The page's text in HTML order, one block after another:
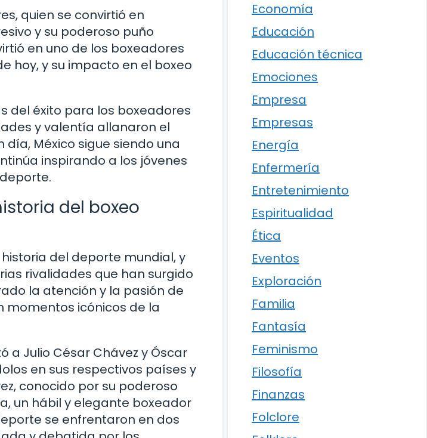
quien se convirtió en
y su poderoso puño
en uno de los boxeadores
hoy, y su impacto en el boxeo
del éxito para los boxeadores
y valentía allanaron el
México sigue siendo una
inspirando a los jóvenes
del boxeo
del deporte mundial, y
rivalidades que han surgido
la atención y la pasión de
momentos icónicos de la
a Julio César Chávez y Óscar
en sus respectivos países y
conocido por su poderoso
un hábil y elegante boxeador
se enfrentaron en dos
Economía
Educación
Educación técnica
Emociones
Empresa
Empresas
Energía
Enfermería
Entretenimiento
Espiritualidad
Ética
Eventos
Exploración
Familia
Fantasía
Feminismo
Filosofía
Finanzas
Folclore